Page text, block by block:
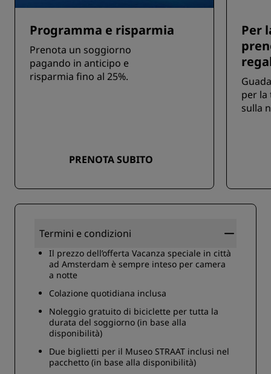
Programma e risparmia
Prenota un soggiorno
pagando in anticipo e
risparmia fino al 25%.
PRENOTA SUBITO
Per
per la
sulla
Termini e condizioni
Il prezzo dell’offerta Vacanza speciale in città
ad Amsterdam è sempre inteso per camera
a notte
Colazione quotidiana inclusa
Noleggio gratuito di biciclette per tutta la
durata del soggiorno (in base alla
disponibilità)
Due biglietti per il Museo STRAAT inclusi nel
pacchetto (in base alla disponibilità)